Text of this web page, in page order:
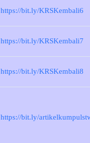
https://bit.ly/KRSKembali6
https://bit.ly/KRSKembali7
https://bit.ly/KRSKembali8
https://bit.ly/